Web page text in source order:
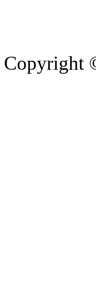
Copyright